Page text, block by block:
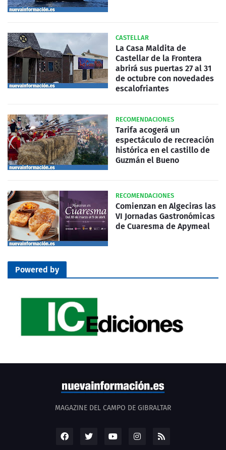
CASTELLAR
La Casa Maldita de
Castellar de la Frontera
abrirá sus puertas 27 al 31
de octubre con novedades
escalofriantes
RECOMENDACIONES
Tarifa acogerá un
espectáculo de recreación
histórica en el castillo de
Guzmán el Bueno
RECOMENDACIONES
Comienzan en Algeciras las
VI Jornadas Gastronómicas
de Cuaresma de Apymeal
Powered by
MAGAZINE DEL CAMPO DE GIBRALTAR